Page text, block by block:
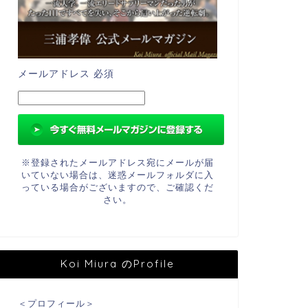
メールアドレス 必須
※登録されたメールアドレス宛にメールが届
いていない場合は、迷惑メールフォルダに入
っている場合がございますので、ご確認くだ
さい。
Koi Miura のProfile
＜プロフィール＞